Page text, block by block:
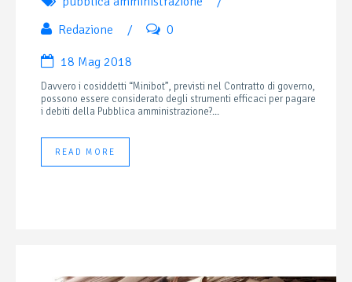
Redazione
/ 0
18 Mag 2018
Davvero i cosiddetti “Minibot”, previsti nel Contratto di governo,
possono essere considerato degli strumenti efficaci per pagare
i debiti della Pubblica amministrazione?...
READ MORE